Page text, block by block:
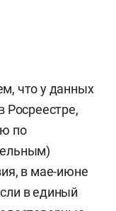
что у данных
Росреестре,
по
в мае-июне
в единый